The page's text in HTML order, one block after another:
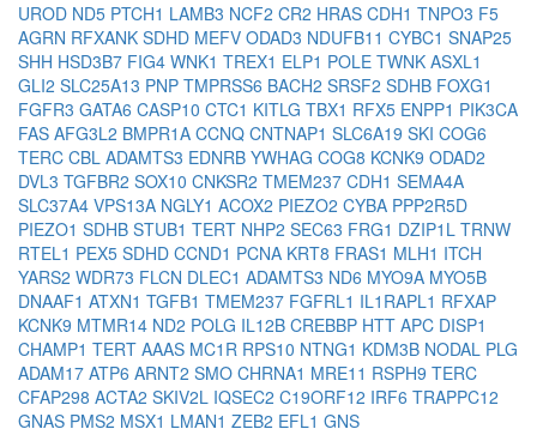
UROD ND5 PTCH1 LAMB3 NCF2 CR2 HRAS CDH1 TNPO3 F5
AGRN RFXANK SDHD MEFV ODAD3 NDUFB11 CYBC1 SNAP25
SHH HSD3B7 FIG4 WNK1 TREX1 ELP1 POLE TWNK ASXL1
GLI2 SLC25A13 PNP TMPRSS6 BACH2 SRSF2 SDHB FOXG1
FGFR3 GATA6 CASP10 CTC1 KITLG TBX1 RFX5 ENPP1 PIK3CA
FAS AFG3L2 BMPR1A CCNQ CNTNAP1 SLC6A19 SKI COG6
TERC CBL ADAMTS3 EDNRB YWHAG COG8 KCNK9 ODAD2
DVL3 TGFBR2 SOX10 CNKSR2 TMEM237 CDH1 SEMA4A
SLC37A4 VPS13A NGLY1 ACOX2 PIEZO2 CYBA PPP2R5D
PIEZO1 SDHB STUB1 TERT NHP2 SEC63 FRG1 DZIP1L TRNW
RTEL1 PEX5 SDHD CCND1 PCNA KRT8 FRAS1 MLH1 ITCH
YARS2 WDR73 FLCN DLEC1 ADAMTS3 ND6 MYO9A MYO5B
DNAAF1 ATXN1 TGFB1 TMEM237 FGFRL1 IL1RAPL1 RFXAP
KCNK9 MTMR14 ND2 POLG IL12B CREBBP HTT APC DISP1
CHAMP1 TERT AAAS MC1R RPS10 NTNG1 KDM3B NODAL PLG
ADAM17 ATP6 ARNT2 SMO CHRNA1 MRE11 RSPH9 TERC
CFAP298 ACTA2 SKIV2L IQSEC2 C19ORF12 IRF6 TRAPPC12
GNAS PMS2 MSX1 LMAN1 ZEB2 EFL1 GNS